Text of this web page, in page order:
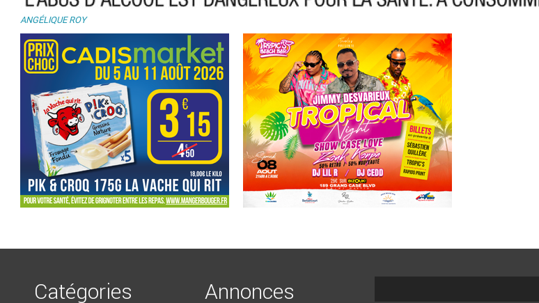
labus-dalcool-est-dangereux.jpg
ANGÉLIQUE ROY
Catégories Annonces